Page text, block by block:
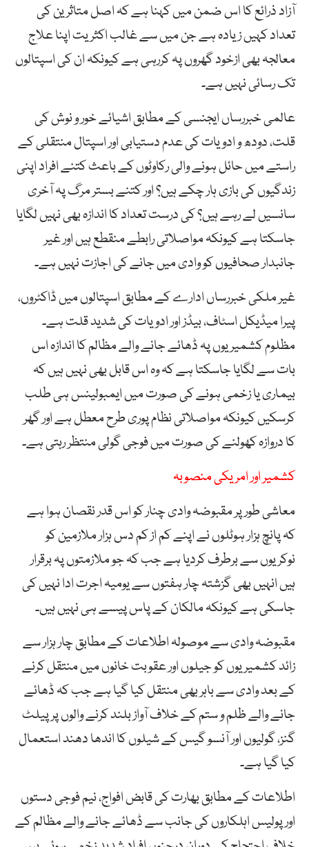
آزاد ذرائع کا اس ضمن میں کہنا ہے کہ اصل متاثرین کی
تعداد کہیں زیادہ ہے جن میں سے غالب اکثریت اپنا علاج
معالجہ بھی ازخود گھروں پہ کررہی ہے کیونکہ ان کی اسپتالوں
تک رسائی نہیں ہے۔
عالمی خبررساں ایجنسی کے مطابق اشیائے خور و نوش کی
قلت، دودھ و ادویات کی عدم دستیابی اور اسپتال منتقلی کے
راستے میں حائل ہونے والی رکاوٹوں کے باعث کتنے افراد اپنی
زندگیوں کی بازی ہار چکے ہیں؟ اور کتنے بستر مرگ پہ آخری
سانسیں لے رہے ہیں؟ کی درست تعداد کا اندازہ بھی نہیں لگایا
جاسکتا ہے کیونکہ مواصلاتی رابطے منقطع ہیں اور غیر
جانبدار صحافیوں کو وادی میں جانے کی اجازت نہیں ہے۔
غیر ملکی خبررساں ادارے کے مطابق اسپتالوں میں ڈاکٹروں،
پیرا میڈیکل اسٹاف، بیڈز اور ادویات کی شدید قلت ہے۔
مظلوم کشمیریوں پہ ڈھائے جانے والے مظالم کا اندازہ اس
بات سے لگایا جاسکتا ہے کہ وہ اس قابل بھی نہیں ہیں کہ
بیماری یا زخمی ہونے کی صورت میں ایمبولینس ہی طلب
کرسکیں کیونکہ مواصلاتی نظام پوری طرح معطل ہے اور گھر
کا دروازہ کھولنے کی صورت میں فوجی گولی منتظر رہتی ہے۔
کشمیر اور امریکی منصوبہ
معاشی طور پر مقبوضہ وادی چنار کو اس قدر نقصان ہوا ہے
کہ پانچ ہزار ہوٹلوں نے اپنے کم از کم دس ہزار ملازمین کو
نوکریوں سے برطرف کردیا ہے جب کہ جو ملازمتوں پہ برقرار
ہیں انہیں بھی گزشتہ چار ہفتوں سے یومیہ اجرت ادا نہیں کی
جاسکی ہے کیونکہ مالکان کے پاس پیسے ہی نہیں ہیں۔
مقبوضہ وادی سے موصولہ اطلاعات کے مطابق چار ہزار سے
زائد کشمیریوں کو جیلوں اور عقوبت خانوں میں منتقل کرنے
کے بعد وادی سے باہر بھی منتقل کیا گیا ہے جب کہ ڈھائے
جانے والے ظلم و ستم کے خلاف آواز بلند کرنے والوں پر پیلٹ
گنز، گولیوں اور آنسو گیس کے شیلوں کا اندھا دھند استعمال
کیا گیا ہے۔
اطلاعات کے مطابق بھارت کی قابض افواج، نیم فوجی دستوں
اور پولیس اہلکاروں کی جانب سے ڈھائے جانے والے مظالم کے